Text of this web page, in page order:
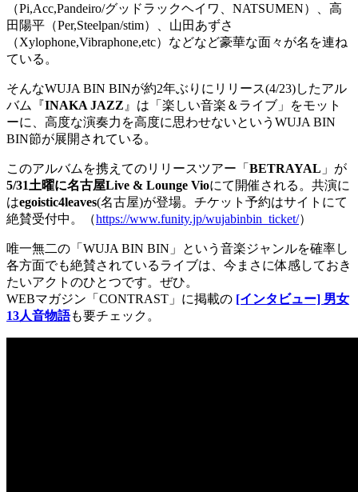
（Pi,Acc,Pandeiro/グッドラックヘイワ、NATSUMEN）、高
田陽平（Per,Steelpan/stim）、山田あずさ
（Xylophone,Vibraphone,etc）などなど豪華な面々が名を連ね
ている。
そんなWUJA BIN BINが約2年ぶりにリリース(4/23)したアル
バム『INAKA JAZZ 』は「楽しい音楽＆ライブ」をモット
ーに、高度な演奏力を高度に思わせないというWUJA BIN
BIN節が展開されている。
このアルバムを携えてのリリースツアー「 BETRAYAL 」が
5/31土曜に名古屋Live & Lounge Vioにて開催される。共演に
はegoistic4leaves(名古屋)が登場。チケット予約はサイトにて
絶賛受付中。（https://www.funity.jp/wujabinbin_ticket/）
唯一無二の「WUJA BIN BIN」という音楽ジャンルを確率し
各方面でも絶賛されているライブは、今まさに体感しておき
たいアクトのひとつです。ぜひ。
WEBマガジン「CONTRAST」に掲載の [インタビュー] 男女
13人音物語も要チェック。